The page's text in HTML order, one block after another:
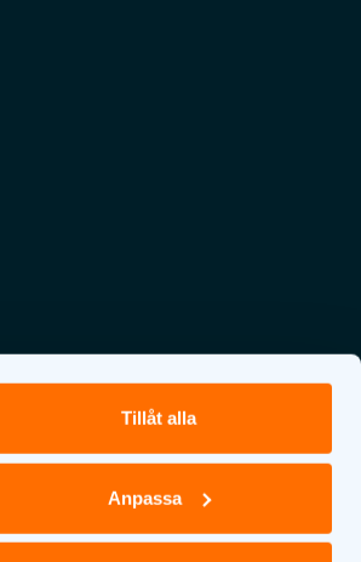
Tillåt alla
Anpassa